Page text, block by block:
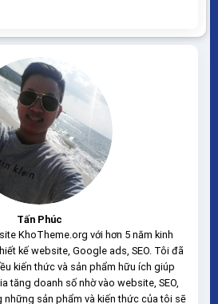
Tấn Phúc
KhoTheme.org với hơn 5 năm kinh
kế website, Google ads, SEO. Tôi đã
kiến thức và sản phẩm hữu ích giúp
tăng doanh số nhờ vào website, SEO,
những sản phẩm và kiến thức của tôi sẽ